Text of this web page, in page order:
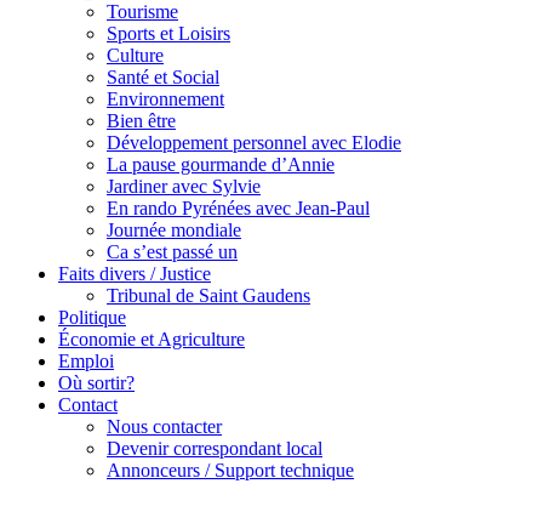
Tourisme
Sports et Loisirs
Culture
Santé et Social
Environnement
Bien être
Développement personnel avec Elodie
La pause gourmande d’Annie
Jardiner avec Sylvie
En rando Pyrénées avec Jean-Paul
Journée mondiale
Ca s’est passé un
Faits divers / Justice
Tribunal de Saint Gaudens
Politique
Économie et Agriculture
Emploi
Où sortir?
Contact
Nous contacter
Devenir correspondant local
Annonceurs / Support technique